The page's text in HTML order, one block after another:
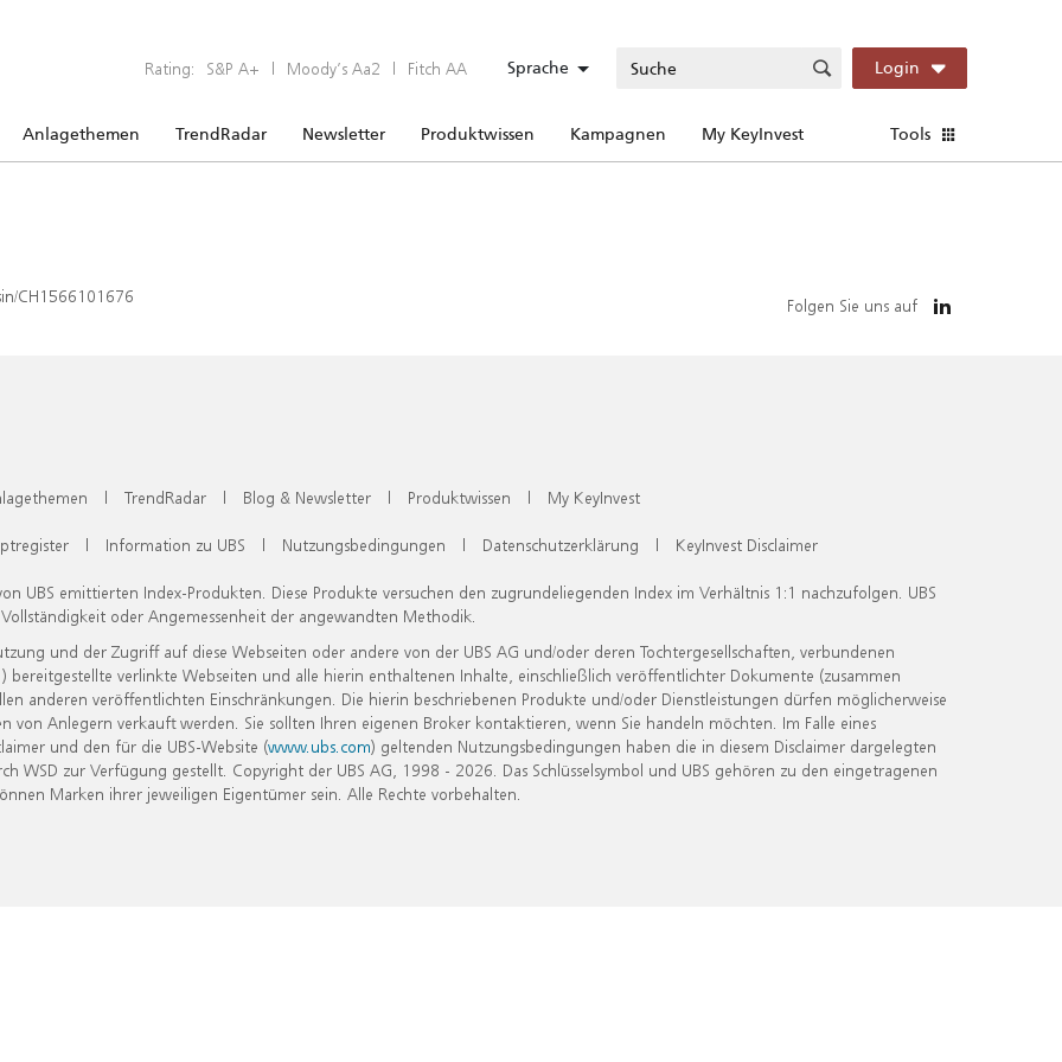
Rating: S&P A+ | Moody’s Aa2 | Fitch AA Sprache Login
Anlagethemen TrendRadar Newsletter Produktwissen Kampagnen My KeyInvest Tools
CH1566101676 Folgen Sie uns auf
| TrendRadar | Blog & Newsletter | Produktwissen | My KeyInvest
| Information zu UBS | Nutzungsbedingungen | Datenschutzerklärung | KeyInvest Disclaimer
UBS emittierten Index-Produkten. Diese Produkte versuchen den zugrundeliegenden Index im Verhältnis 1:1 nachzufolgen. UBS
oder Angemessenheit der angewandten Methodik.
und der Zugriff auf diese Webseiten oder andere von der UBS AG und/oder deren Tochtergesellschaften, verbundenen
verlinkte Webseiten und alle hierin enthaltenen Inhalte, einschließlich veröffentlichter Dokumente (zusammen
anderen veröffentlichten Einschränkungen. Die hierin beschriebenen Produkte und/oder Dienstleistungen dürfen möglicherweise
Anlegern verkauft werden. Sie sollten Ihren eigenen Broker kontaktieren, wenn Sie handeln möchten. Im Falle eines
und den für die UBS-Website (www.ubs.com) geltenden Nutzungsbedingungen haben die in diesem Disclaimer dargelegten
zur Verfügung gestellt. Copyright der UBS AG, 1998 - 2026. Das Schlüsselsymbol und UBS gehören zu den eingetragenen
Marken ihrer jeweiligen Eigentümer sein. Alle Rechte vorbehalten.